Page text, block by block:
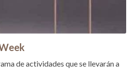
de actividades que se llevarán a